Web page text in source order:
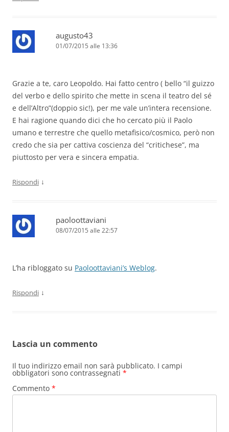
augusto43
01/07/2015 alle 13:36
Grazie a te, caro Leopoldo. Hai fatto centro ( bello “il guizzo
del verbo e dello spirito che mette in scena il teatro del sé
e dell’Altro”(doppio sic!), per me vale un’intera recensione.
E hai ragione quando dici che ho cercato più il Paolo
umano e terrestre che quello metafisico/cosmico, però non
credo che sia per cattiva coscienza del “critichese”, ma
piuttosto per vera e sincera empatia.
Rispondi ↓
paoloottaviani
08/07/2015 alle 22:57
L’ha ribloggato su Paoloottaviani’s Weblog.
Rispondi ↓
Lascia un commento
Il tuo indirizzo email non sarà pubblicato. I campi
obbligatori sono contrassegnati *
Commento *